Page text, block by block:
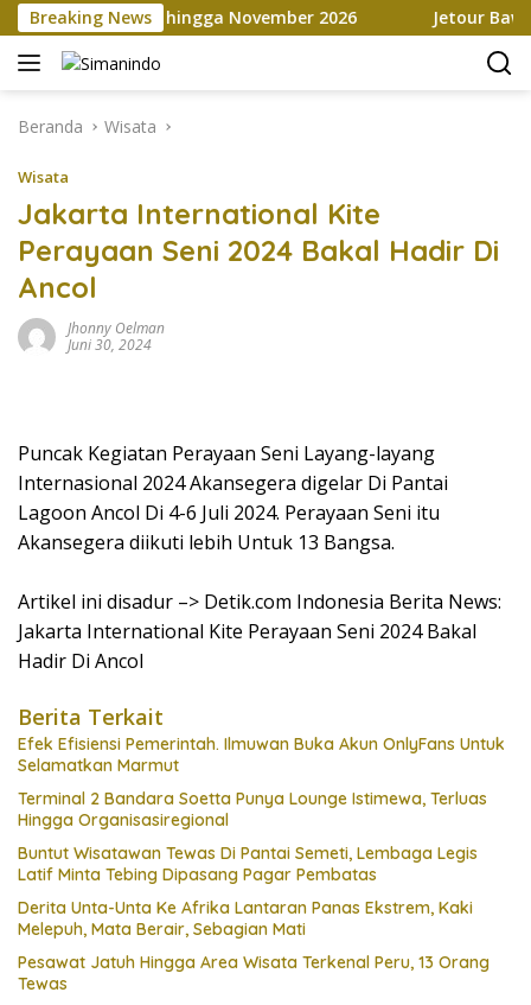
Langsung
ke
konten
Breaking News
Marketplace hingga November 2026 Jetour Bawa
Beranda Wisata
Wisata
Jakarta International Kite
Perayaan Seni 2024 Bakal Hadir Di
Ancol
Jhonny Oelman
Juni 30, 2024
Puncak Kegiatan Perayaan Seni Layang-layang
Internasional 2024 Akansegera digelar Di Pantai
Lagoon Ancol Di 4-6 Juli 2024. Perayaan Seni itu
Akansegera diikuti lebih Untuk 13 Bangsa.
Artikel ini disadur –> Detik.com Indonesia Berita News:
Jakarta International Kite Perayaan Seni 2024 Bakal
Hadir Di Ancol
Berita Terkait
Efek Efisiensi Pemerintah. Ilmuwan Buka Akun OnlyFans Untuk
Selamatkan Marmut
Terminal 2 Bandara Soetta Punya Lounge Istimewa, Terluas
Hingga Organisasiregional
Buntut Wisatawan Tewas Di Pantai Semeti, Lembaga Legis
Latif Minta Tebing Dipasang Pagar Pembatas
Derita Unta-Unta Ke Afrika Lantaran Panas Ekstrem, Kaki
Melepuh, Mata Berair, Sebagian Mati
Pesawat Jatuh Hingga Area Wisata Terkenal Peru, 13 Orang
Tewas